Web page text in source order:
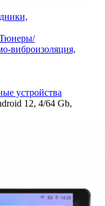
виброизоляция,
устройства
12, 4/64 Gb,